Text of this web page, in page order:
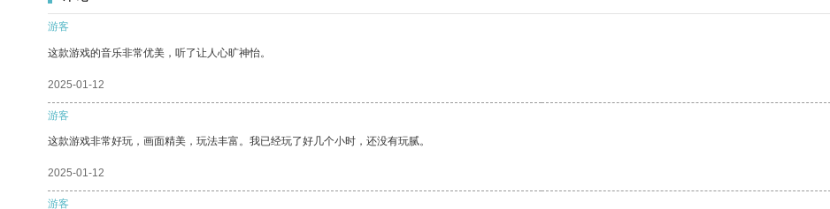
游客
这款游戏的音乐非常优美，听了让人心旷神怡。
2025-01-12
游客
这款游戏非常好玩，画面精美，玩法丰富。我已经玩了好几个小时，还没有玩腻。
2025-01-12
游客